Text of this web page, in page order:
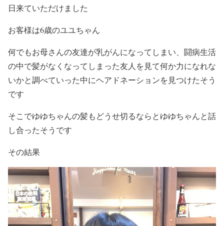
日来ていただけました
お客様は6歳のユユちゃん
何でもお母さんの友達が乳がんになってしまい、闘病生活
の中で髪がなくなってしまった友人を見て何か力になれな
いかと調べていった中にヘアドネーションを見つけたそう
です
そこでゆゆちゃんの髪もどうせ切るならとゆゆちゃんと話
し合ったそうです
その結果